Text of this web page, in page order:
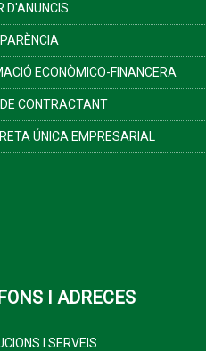
D'ANUNCIS
ECONÒMICO-FINANCERA
DE CONTRACTANT
ÚNICA EMPRESARIAL
I ADRECES
I SERVEIS